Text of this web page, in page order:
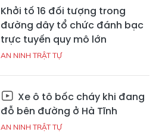
Khởi tố 16 đối tượng trong
đường dây tổ chức đánh bạc
trực tuyến quy mô lớn
AN NINH TRẬT TỰ
Xe ô tô bốc cháy khi đang
đỗ bên đường ở Hà Tĩnh
AN NINH TRẬT TỰ